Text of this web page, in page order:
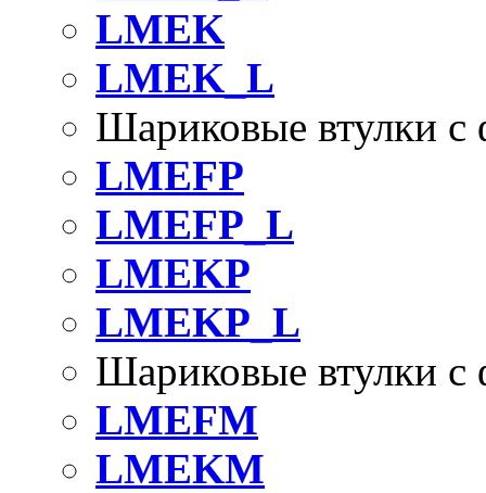
LMEK
LMEK_L
Шариковые втулки
LMEFP
LMEFP_L
LMEKP
LMEKP_L
Шариковые втулки с
LMEFM
LMEKM